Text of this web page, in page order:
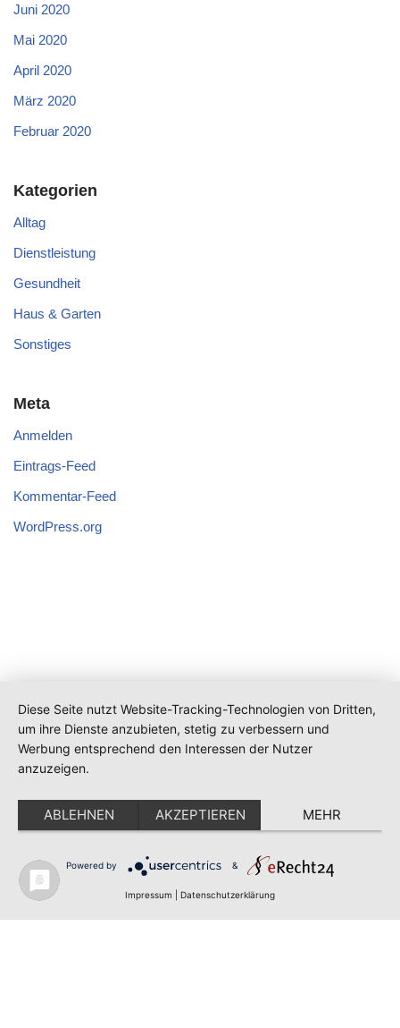
Juni 2020
Mai 2020
April 2020
März 2020
Februar 2020
Kategorien
Alltag
Dienstleistung
Gesundheit
Haus & Garten
Sonstiges
Meta
Anmelden
Eintrags-Feed
Kommentar-Feed
WordPress.org
Impressum Datenschutz
Copyright - Gewusst wer hilft
Diese Seite nutzt Website-Tracking-Technologien von Dritten,
um ihre Dienste anzubieten, stetig zu verbessern und
Werbung entsprechend den Interessen der Nutzer
anzuzeigen.
ABLEHNEN AKZEPTIEREN MEHR
Powered by &
Impressum Datenschutzerklärung